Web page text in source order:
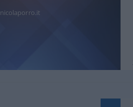
nicolaporro.it